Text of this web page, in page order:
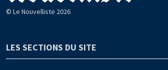
© Le Nouvelliste 2026
LES SECTIONS DU SITE